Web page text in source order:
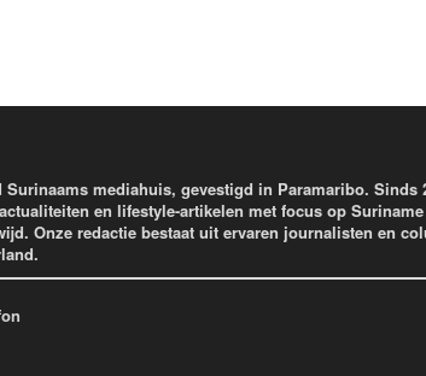
Surinaams mediahuis, gevestigd in Paramaribo. Sinds
en lifestyle-artikelen met focus op
Onze redactie bestaat uit ervaren journalisten en